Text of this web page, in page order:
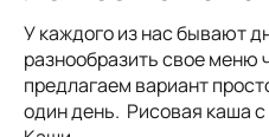
У каждого из нас бывают
разнообразить свое меню
предлагаем вариант
один день. Рисовая каша